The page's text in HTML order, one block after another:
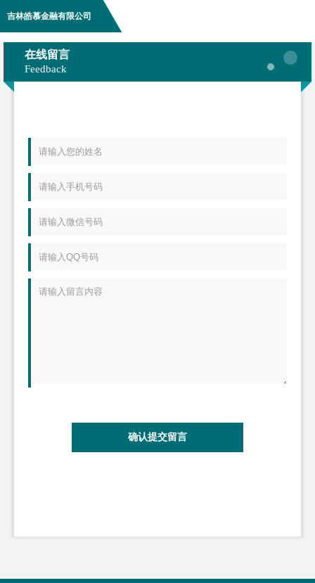
吉林皓慕金融有限公司
在线留言
Feedback
确认提交留言